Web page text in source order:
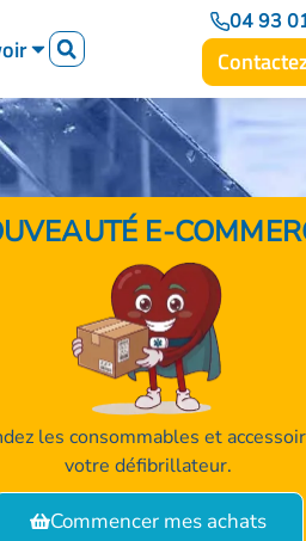
04 93
E-
les consommables et
votre défibrillateur.
Commencer mes achats